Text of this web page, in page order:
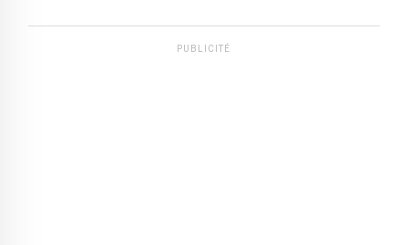
PUBLICITÉ